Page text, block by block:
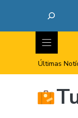
Últimas